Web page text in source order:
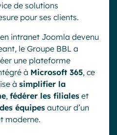
de solutions
pour ses clients.
intranet Joomla devenu
le Groupe BBL a
une plateforme
à Microsoft 365, ce
à simplifier la
, fédérer les filiales et
équipes autour d’un
moderne.